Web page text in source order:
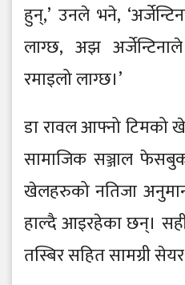
हुन्,’ उनले भने,
लाग्छ, अझ
रमाइलो लाग्छ।’
डा रावल आफ्नो टिमको
सामाजिक सञ्जाल
खेलहरुको नतिजा
हाल्दै आइरहेका छन्।
तस्बिर सहित सामग्री